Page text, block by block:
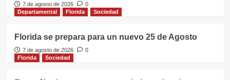
7 de agosto de 2026
0
Departamental
Florida Sociedad
Florida se prepara para un nuevo 25 de Agosto
7 de agosto de 2026
0
Florida
Sociedad